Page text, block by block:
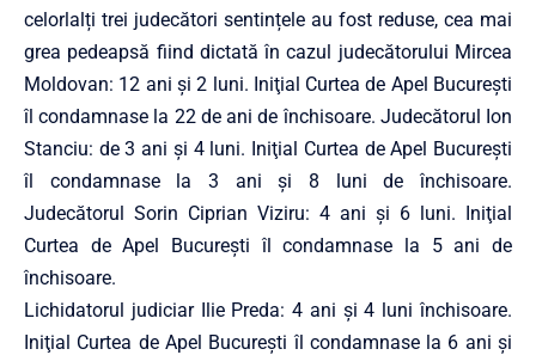
celorlalți trei judecători sentințele au fost reduse, cea mai
grea pedeapsă fiind dictată în cazul judecătorului Mircea
Moldovan: 12 ani şi 2 luni. Iniţial Curtea de Apel Bucureşti
îl condamnase la 22 de ani de închisoare. Judecătorul Ion
Stanciu: de 3 ani şi 4 luni. Iniţial Curtea de Apel Bucureşti
îl condamnase la 3 ani şi 8 luni de închisoare.
Judecătorul Sorin Ciprian Viziru: 4 ani şi 6 luni. Iniţial
Curtea de Apel Bucureşti îl condamnase la 5 ani de
închisoare.
Lichidatorul judiciar Ilie Preda: 4 ani şi 4 luni închisoare.
Iniţial Curtea de Apel Bucureşti îl condamnase la 6 ani şi